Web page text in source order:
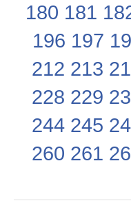
180 181
196 197
212 213
228 229
244 245
260 261